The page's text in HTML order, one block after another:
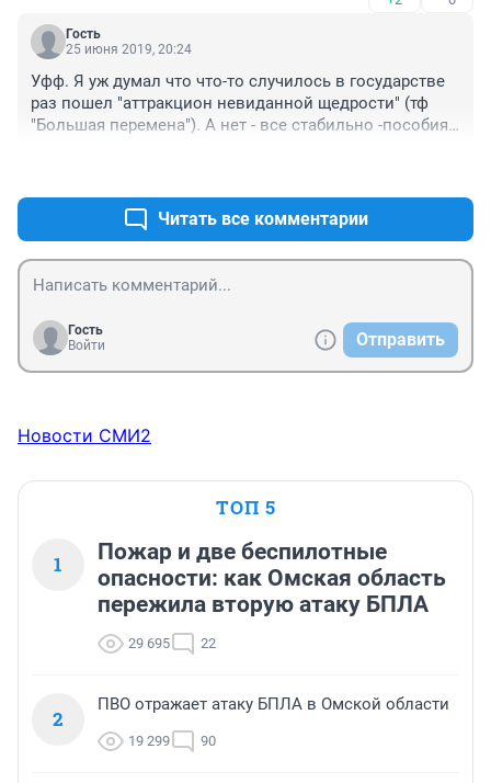
Гость
25 июня 2019, 20:24
Уфф. Я уж думал что что-то случилось в государстве
раз пошел "аттракцион невиданной щедрости" (тф
"Большая перемена"). А нет - все стабильно -пособия
ребенка существенный убыток (мама то не работает),
а затраты по началу больше чем на взрослого!
Читать все комментарии
Гость
Войти
Отправить
Новости СМИ2
ТОП 5
1
Пожар и две беспилотные
опасности: как Омская область
пережила вторую атаку БПЛА
29 695 22
2
ПВО отражает атаку БПЛА в Омской области
19 299 90